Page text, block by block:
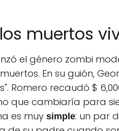
muertos
el género zombi
En su guión,
Romero recaudó $
que cambiaría para
es muy simple: un par